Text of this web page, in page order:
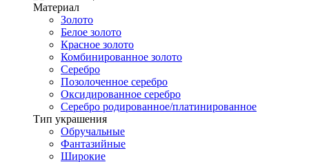
Материал
Золото
Белое золото
Красное золото
Комбинированное золото
Серебро
Позолоченное серебро
Оксидированное серебро
Серебро родированное/платинированное
Тип украшения
Обручальные
Фантазийные
Широкие